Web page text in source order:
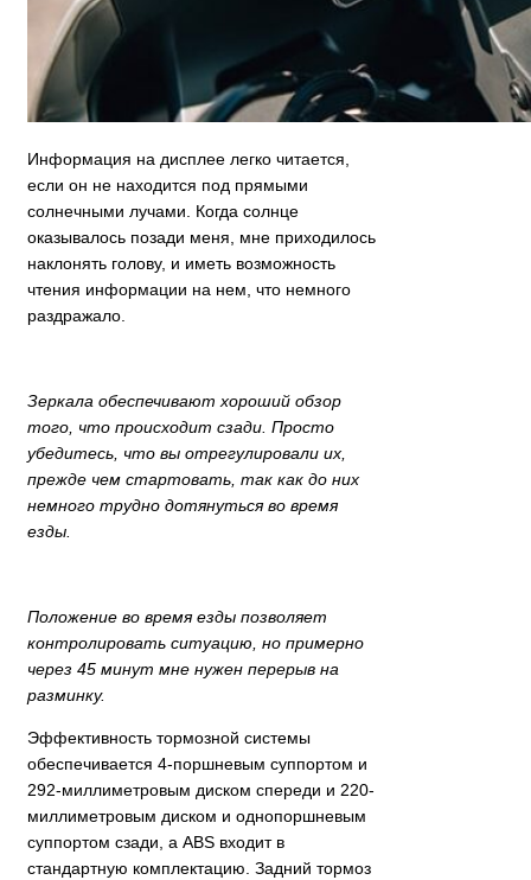
Информация на дисплее легко читается,
если он не находится под прямыми
солнечными лучами. Когда солнце
оказывалось позади меня, мне приходилось
наклонять голову, и иметь возможность
чтения информации на нем, что немного
раздражало.
Зеркала обеспечивают хороший обзор
того, что происходит сзади. Просто
убедитесь, что вы отрегулировали их,
прежде чем стартовать, так как до них
немного трудно дотянутьсяво время
езды.
Положение во время езды позволяет
контролировать ситуацию, но примерно
через 45 минут мне нужен перерыв на
разминку.
Эффективность тормозной системы
обеспечивается 4-поршневым суппортом и
292-миллиметровым диском спереди и 220-
миллиметровым диском и однопоршневым
суппортом сзади, а ABS входит в
стандартную комплектацию. Задний тормоз